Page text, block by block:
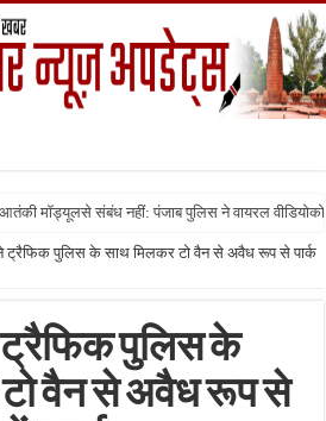
मॉड्यूलसे संबंध नहीं: पंजाब पुलिस ने वायरल वीडियोको
ट्रैफिक पुलिस के साथ मिलकर टो वैन से अवैध रूप से पार्क
ट्रैफिक पुलिस के
वैन से अवैध रूप से